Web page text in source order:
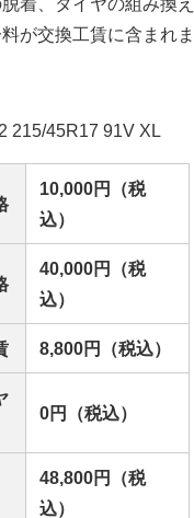
が交換工賃に含まれま
215/45R17 91V XL
10,000円（税
込）
40,000円（税
込）
8,800円（税込）
0円（税込）
48,800円（税
込）